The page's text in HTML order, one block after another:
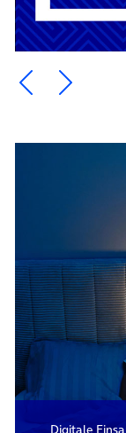
Ein Element
Ein